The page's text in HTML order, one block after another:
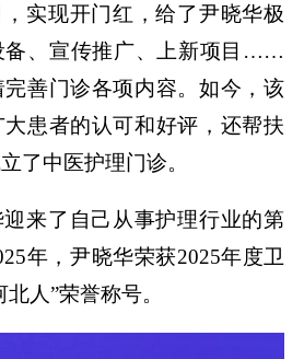
实现开门红，给了尹晓华极
备、宣传推广、上新项目……
善门诊各项内容。如今，该
患者的认可和好评，还帮扶
了中医护理门诊。
来了自己从事护理行业的第
年，尹晓华荣获2025年度卫
人”荣誉称号。